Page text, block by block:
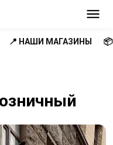
📍 НАШИ МАГАЗИНЫ